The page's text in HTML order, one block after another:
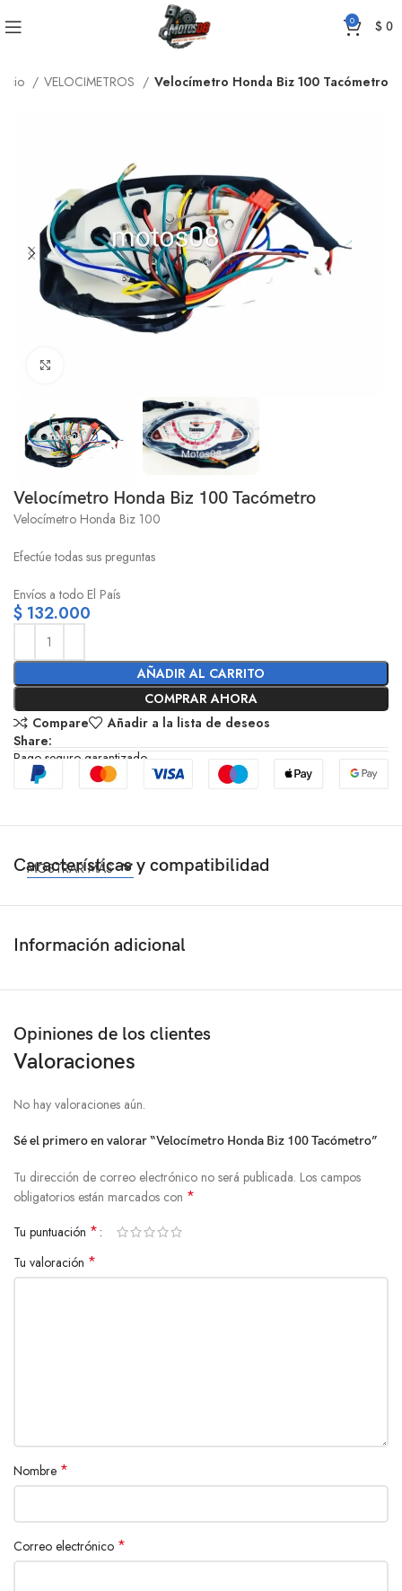
0 $0
VELOCIMETROS Velocímetro Honda Biz 100 Tacómetro
Velocímetro Honda Biz 100 Tacómetro
Velocímetro Honda Biz 100
Efectúe todas sus preguntas
Envíos a todo El País
$ 132.000
AÑADIR AL CARRITO
COMPRAR AHORA
Compare
Añadir a la lista de deseos
Share:
Pago seguro garantizado
Características y compatibilidad
MOSTRAR MÁS
Información adicional
Opiniones de los clientes
Valoraciones
No hay valoraciones aún.
Sé el primero en valorar “Velocímetro Honda Biz 100 Tacómetro”
Tu dirección de correo electrónico no será publicada. Los campos
obligatorios están marcados con *
Tu puntuación *
Tu valoración *
Nombre *
Correo electrónico *